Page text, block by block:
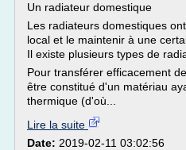
Un radiateur domestique
Les radiateurs domestiques
local et le maintenir à une
Il existe plusieurs types de
Pour transférer efficacement
être constitué d'un matériau
thermique (d'où...
Lire la suite
Date: 2019-02-11 03:02:56